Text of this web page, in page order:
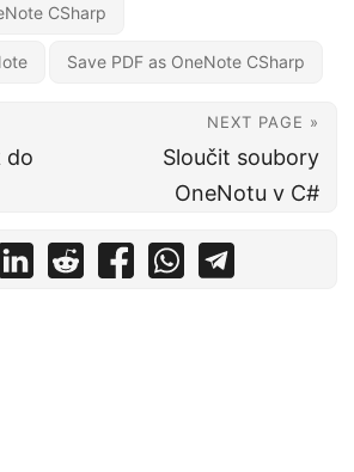
CSharp
Save PDF as OneNote CSharp
do
NEXT PAGE »
Sloučit soubory
OneNotu v C#